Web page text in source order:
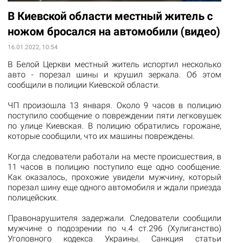
В Киевской области местный житель с
ножом бросался на автомобили (видео)
16.01.2022, 10:54
В Белой Церкви местный житель испортил несколько
авто - порезал шины и крушил зеркала. Об этом
сообщили в полиции Киевской области.
ЧП произошла 13 января. Около 9 часов в полицию
поступило сообщение о повреждении пяти легковушек
по улице Киевская. В полицию обратились горожане,
которые сообщили, что их машины повреждены.
Когда следователи работали на месте происшествия, в
11 часов в полицию поступило еще одно сообщение.
Как оказалось, прохожие увидели мужчину, который
порезал шину еще одного автомобиля и ждали приезда
полицейских.
Правонарушителя задержали. Следователи сообщили
мужчине о подозрении по ч.4 ст.296 (Хулиганство)
Уголовного кодекса Украины. Санкция статьи